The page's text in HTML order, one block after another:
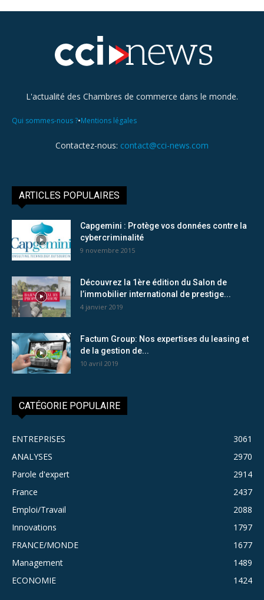
L'actualité des Chambres de commerce dans le monde.
Qui sommes-nous ?•Mentions légales
Contactez-nous: contact@cci-news.com
ARTICLES POPULAIRES
Capgemini : Protège vos données contre la
cybercriminalité
9 novembre 2015
Découvrez la 1ère édition du Salon de
l’immobilier international de prestige...
4 janvier 2019
Factum Group: Nos expertises du leasing et
de la gestion de...
10 avril 2019
CATÉGORIE POPULAIRE
ENTREPRISES
3061
ANALYSES
2970
Parole d'expert
2914
France
2437
Emploi/Travail
2088
Innovations
1797
FRANCE/MONDE
1677
Management
1489
ECONOMIE
1424